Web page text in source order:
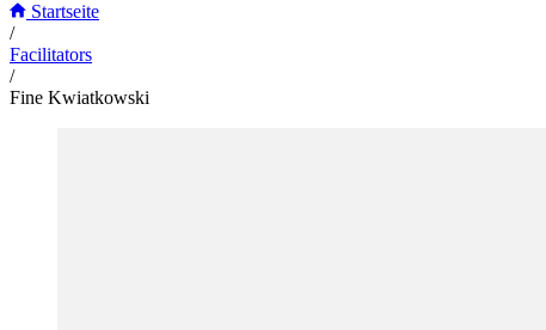
Startseite
/
Facilitators
/
Fine Kwiatkowski